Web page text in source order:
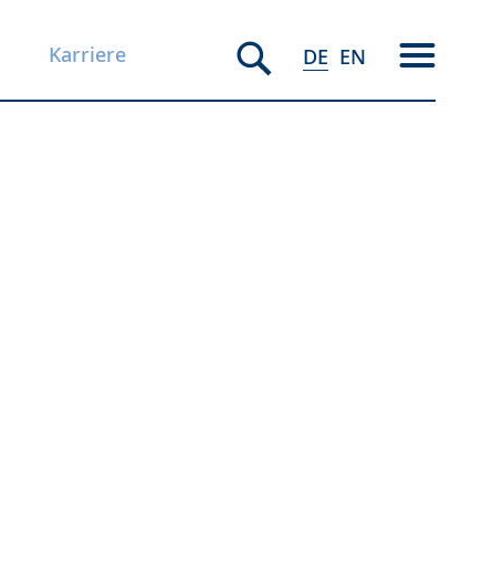
Karriere DE EN